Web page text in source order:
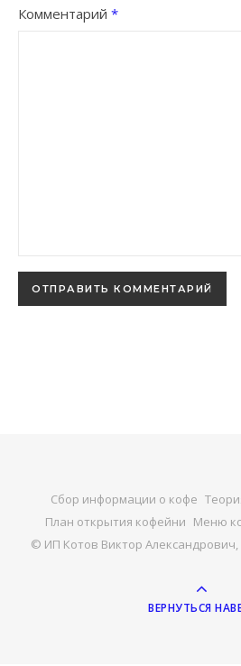
Комментарий *
Сбор информации о кофе
План открытия кофейни Меню
© ИП Котов Виктор Александрович,
ВЕРНУТЬСЯ